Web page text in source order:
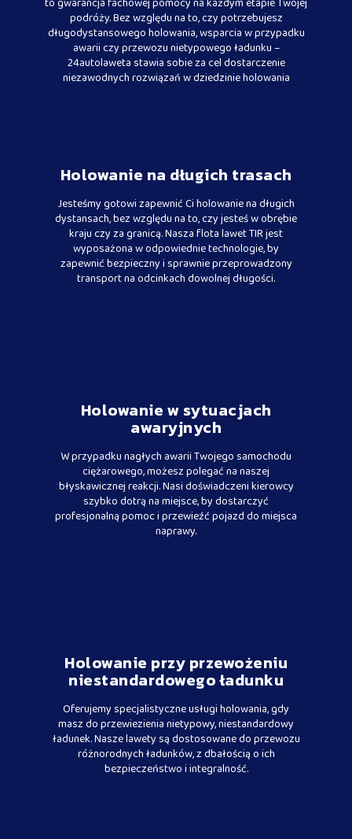
podróży. Bez względu na to, czy potrzebujesz
długodystansowego holowania, wsparcia w przypadku
awarii czy przewozu nietypowego ładunku –
24autolaweta stawia sobie za cel dostarczenie
niezawodnych rozwiązań w dziedzinie holowania
Holowanie na długich trasach
Jesteśmy gotowi zapewnić Ci holowanie na długich
dystansach, bez względu na to, czy jesteś w obrębie
kraju czy za granicą. Nasza flota lawet TIR jest
wyposażona w odpowiednie technologie, by
zapewnić bezpieczny i sprawnie przeprowadzony
transport na odcinkach dowolnej długości.
Holowanie w sytuacjach
awaryjnych
W przypadku nagłych awarii Twojego samochodu
ciężarowego, możesz polegać na naszej
błyskawicznej reakcji. Nasi doświadczeni kierowcy
szybko dotrą na miejsce, by dostarczyć
profesjonalną pomoc i przewieźć pojazd do miejsca
naprawy.
Holowanie przy przewożeniu
niestandardowego ładunku
Oferujemy specjalistyczne usługi holowania, gdy
masz do przewiezienia nietypowy, niestandardowy
ładunek. Nasze lawety są dostosowane do przewozu
różnorodnych ładunków, z dbałością o ich
bezpieczeństwo i integralność.